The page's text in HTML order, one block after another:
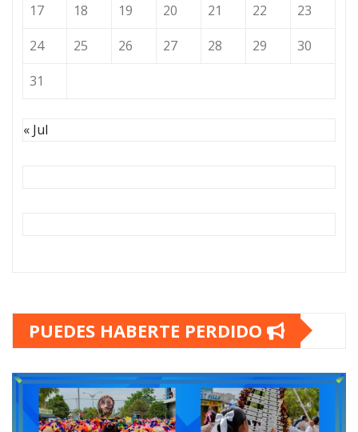
17
18 19 20 21 22
23
24
25 26 27 28 29
30
31
« Jul
PUEDES HABERTE PERDIDO